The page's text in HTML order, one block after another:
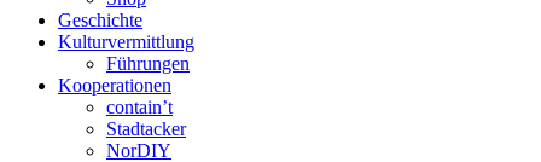
Geschichte
Kulturvermittlung
Führungen
Kooperationen
contain’t
Stadtacker
NorDIY